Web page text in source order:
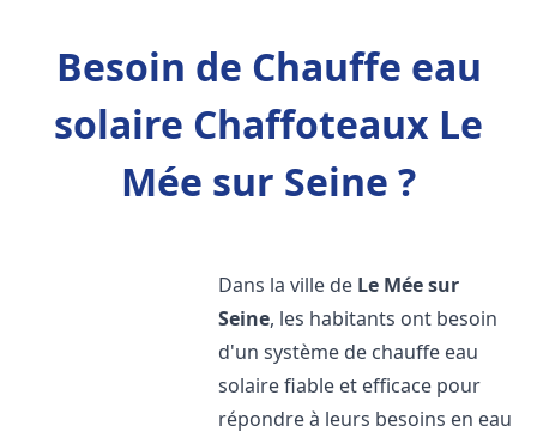
Besoin de Chauffe eau
solaire Chaffoteaux Le
Mée sur Seine ?
Dans la ville de Le Mée sur
Seine, les habitants ont besoin
d'un système de chauffe eau
solaire fiable et efficace pour
répondre à leurs besoins en eau